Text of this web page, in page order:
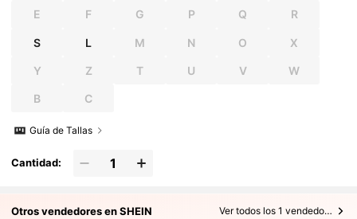
E F G P Q R
S L M N O X
Y Z T U V W
B C
Guía de Tallas
Cantidad:
Otros vendedores en SHEIN Ver todos los 1 vendedores